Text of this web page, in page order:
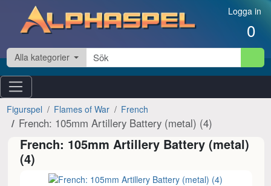
Hoppa till innehåll Logga in
0
Alla kategorier
Figurspel Flames of War French
French: 105mm Artillery Battery (metal) (4)
French: 105mm Artillery Battery (metal)
(4)